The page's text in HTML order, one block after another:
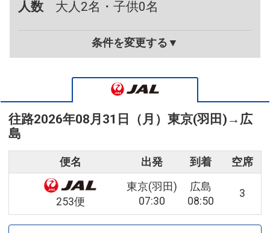
人数
大人2名・子供0名
条件を変更する▼
往路2026年08月31日（月） 東京(羽田) → 広
島
便名 出発 到着 空席
253便
東京(羽田)
07:30
広島
08:50
3